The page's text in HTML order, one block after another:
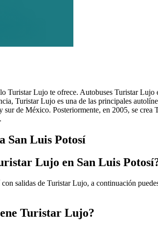
Turistar Lujo te ofrece. Autobuses Turistar
Turistar Lujo es una de las principales
de México. Posteriormente, en 2005, se
San Luis Potosí
Lujo en San Luis
salidas de Turistar Lujo, a continuación
Turistar Lujo?